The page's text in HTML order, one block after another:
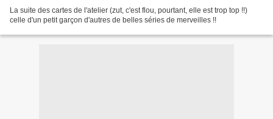
La suite des cartes de l'atelier (zut, c'est flou, pourtant, elle est trop top !!)
celle d'un petit garçon d'autres de belles séries de merveilles !!